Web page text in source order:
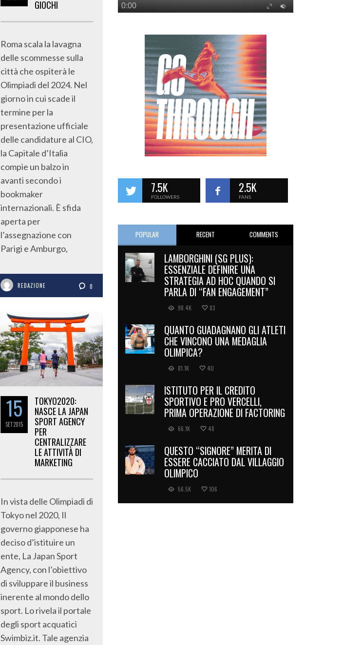
GIOCHI
Roma scala la lavagna
delle scommesse sulla
città che ospiterà le
Olimpiadi del 2024. Nel
giorno in cui scade il
termine per la
presentazione ufficiale
delle candidature al CIO,
la Capitale d’Italia
compie un balzo in
avanti secondo i
bookmaker
internazionali. È sfida
aperta per
l’assegnazione con
Parigi e Amburgo,
REDAZIONE 0
15
SET2015
TOKYO2020:
NASCE LA JAPAN
SPORT AGENCY
PER
CENTRALIZZARE
LE ATTIVITÀ DI
MARKETING
In vista delle Olimpiadi di
Tokyo nel 2020, Il
governo giapponese ha
deciso d’istituire un
ente, La Japan Sport
Agency, con l’obiettivo
di sviluppare il business
inerente al mondo dello
sport. Lo rivela il portale
degli sport acquatici
Swimbiz.it. Tale agenzia
7.5K
FOLLOWERS
2.5K
FANS
POPULAR RECENT COMMENTS
LAMBORGHINI (SG PLUS):
ESSENZIALE DEFINIRE UNA
STRATEGIA AD HOC QUANDO SI
PARLA DI “FAN ENGAGEMENT”
98.4K 83
QUANTO GUADAGNANO GLI ATLETI
CHE VINCONO UNA MEDAGLIA
OLIMPICA?
81.1K 40
ISTITUTO PER IL CREDITO
SPORTIVO E PRO VERCELLI,
PRIMA OPERAZIONE DI FACTORING
66.1K 48
QUESTO “SIGNORE” MERITA DI
ESSERE CACCIATO DAL VILLAGGIO
OLIMPICO
56.5K 106